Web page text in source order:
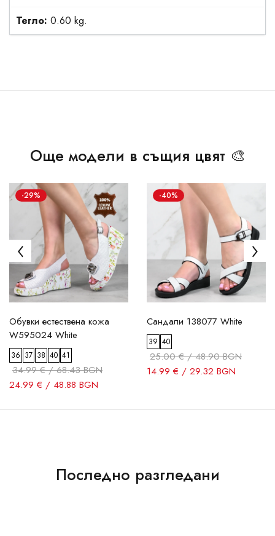
Тегло: 0.60 kg.
Още модели в същия цвят 🎨
-29%
Обувки естествена кожа
W595024 White
36 37 38 40 41
34.99 € / 68.43 BGN
24.99 € / 48.88 BGN
-40%
Сандали 138077 White
39 40
25.00 € / 48.90 BGN
14.99 € / 29.32 BGN
Последно разгледани